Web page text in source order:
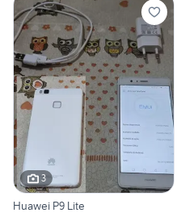
3
Huawei P9 Lite